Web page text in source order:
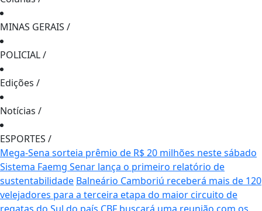
MINAS GERAIS /
POLICIAL/
Edições /
Notícias /
ESPORTES /
Mega-Sena sorteia prêmio de R$ 20 milhões neste sábado
Sistema Faemg Senar lança o primeiro relatório de
sustentabilidade Balneário Camboriú receberá mais de 120
velejadores para a terceira etapa do maior circuito de